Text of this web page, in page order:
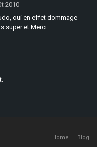
2010
oui en effet dommage
super et Merci
Home
Blog